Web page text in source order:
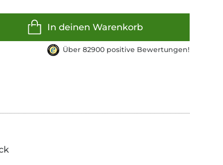
In deinen Warenkorb
Über 82900 positive Bewertungen!